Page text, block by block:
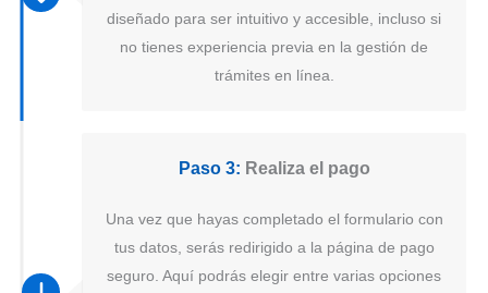
diseñado para ser intuitivo y accesible, incluso si
no tienes experiencia previa en la gestión de
trámites en línea.
Paso 3: Realiza el pago
Una vez que hayas completado el formulario con
tus datos, serás redirigido a la página de pago
seguro. Aquí podrás elegir entre varias opciones